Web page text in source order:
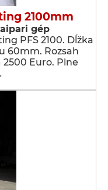
2100mm
gép
PFS 2100. Dĺžka
60mm. Rozsah
Euro. Plne